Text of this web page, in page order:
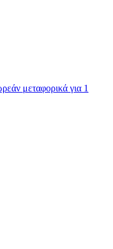
μεταφορικά για 1